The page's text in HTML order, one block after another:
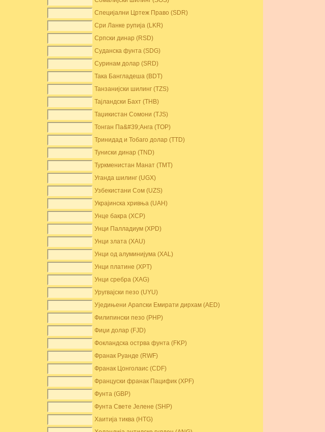
Специјални Цртеж Право (SDR)
Сри Ланке рупија (LKR)
Српски динар (RSD)
Суданска фунта (SDG)
Суринам долар (SRD)
Така Бангладеша (BDT)
Танзанијски шилинг (TZS)
Тајландски Бахт (THB)
Таџикистан Сомони (TJS)
Тонган Па&#39;Анга (TOP)
Тринидад и Тобаго долар (TTD)
Туниски динар (TND)
Туркменистан Манат (TMT)
Уганда шилинг (UGX)
Узбекистани Сом (UZS)
Украјинска хривња (UAH)
Унце бакра (XCP)
Унци Палладиум (XPD)
Унци злата (XAU)
Унци од алуминијума (XAL)
Унци платине (XPT)
Унци сребра (XAG)
Уругвајски пезо (UYU)
Уједињени Арапски Емирати дирхам (AED)
Филипински пезо (PHP)
Фиџи долар (FJD)
Фокландска острва фунта (FKP)
Франак Руанде (RWF)
Франак Цонголаис (CDF)
Француски франак Пацифик (XPF)
Фунта (GBP)
Фунта Свете Јелене (SHP)
Хаитија тиква (HTG)